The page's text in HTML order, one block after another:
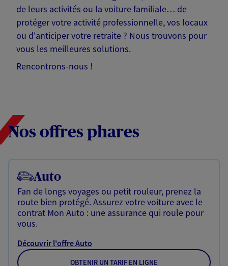
de leurs activités ou la voiture familiale… de
protéger votre activité professionnelle, vos locaux
ou d'anticiper votre retraite ? Nous trouvons pour
vous les meilleures solutions.
Rencontrons-nous !
Nos offres phares
Auto
Fan de longs voyages ou petit rouleur, prenez la
route bien protégé. Assurez votre voiture avec le
contrat Mon Auto : une assurance qui roule pour
vous.
Découvrir l'offre Auto
OBTENIR UN TARIF EN LIGNE